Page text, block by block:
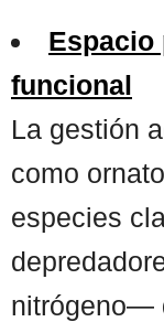
Espacio
funcional
La gestión
como
especies
nitrógeno—